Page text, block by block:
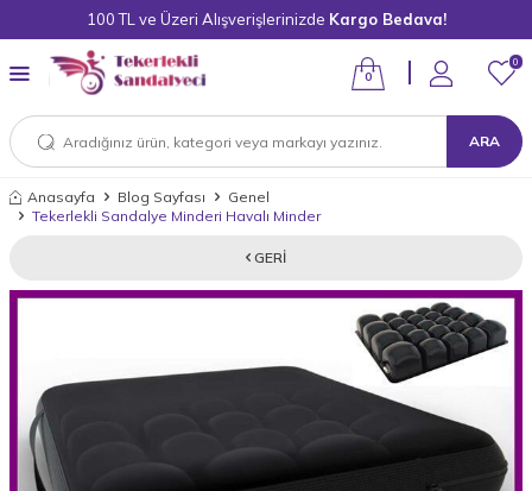
100 TL ve Üzeri Alışverişlerinizde Kargo Bedava!
ARA
0
0
Anasayfa Blog Sayfası
Genel
Tekerlekli Sandalye Minderi Havalı Minder
GERI